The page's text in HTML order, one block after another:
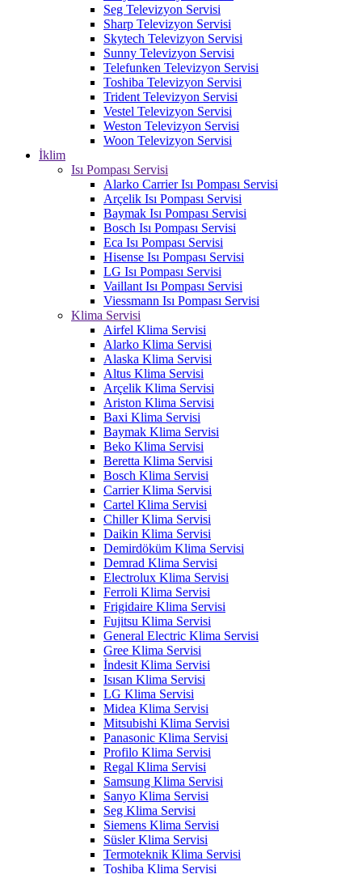
Seg Televizyon Servisi
Sharp Televizyon Servisi
Skytech Televizyon Servisi
Sunny Televizyon Servisi
Telefunken Televizyon Servisi
Toshiba Televizyon Servisi
Trident Televizyon Servisi
Vestel Televizyon Servisi
Weston Televizyon Servisi
Woon Televizyon Servisi
İklim
Isı Pompası Servisi
Alarko Carrier Isı Pompası Servisi
Arçelik Isı Pompası Servisi
Baymak Isı Pompası Servisi
Bosch Isı Pompası Servisi
Eca Isı Pompası Servisi
Hisense Isı Pompası Servisi
LG Isı Pompası Servisi
Vaillant Isı Pompası Servisi
Viessmann Isı Pompası Servisi
Klima Servisi
Airfel Klima Servisi
Alarko Klima Servisi
Alaska Klima Servisi
Altus Klima Servisi
Arçelik Klima Servisi
Ariston Klima Servisi
Baxi Klima Servisi
Baymak Klima Servisi
Beko Klima Servisi
Beretta Klima Servisi
Bosch Klima Servisi
Carrier Klima Servisi
Cartel Klima Servisi
Chiller Klima Servisi
Daikin Klima Servisi
Demirdöküm Klima Servisi
Demrad Klima Servisi
Electrolux Klima Servisi
Ferroli Klima Servisi
Frigidaire Klima Servisi
Fujitsu Klima Servisi
General Electric Klima Servisi
Gree Klima Servisi
İndesit Klima Servisi
Isısan Klima Servisi
LG Klima Servisi
Midea Klima Servisi
Mitsubishi Klima Servisi
Panasonic Klima Servisi
Profilo Klima Servisi
Regal Klima Servisi
Samsung Klima Servisi
Sanyo Klima Servisi
Seg Klima Servisi
Siemens Klima Servisi
Süsler Klima Servisi
Termoteknik Klima Servisi
Toshiba Klima Servisi